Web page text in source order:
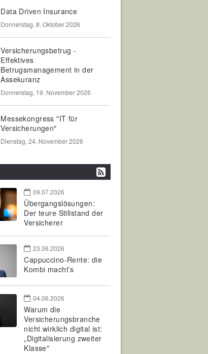
Data Driven Insurance
Donnerstag, 8. Oktober 2026
Versicherungsbetrug -
Effektives
Betrugsmanagement in der
Assekuranz
Donnerstag, 19. November 2026
Messekongress "IT für
Versicherungen"
Dienstag, 24. November 2026
09.07.2026
Übergangslösungen:
Der teure Stillstand der
Versicherer
23.06.2026
Cappuccino-Rente: die
Kombi macht’s
04.06.2026
Warum die
Versicherungsbranche
nicht wirklich digital ist:
„Digitalisierung zweiter
Klasse"